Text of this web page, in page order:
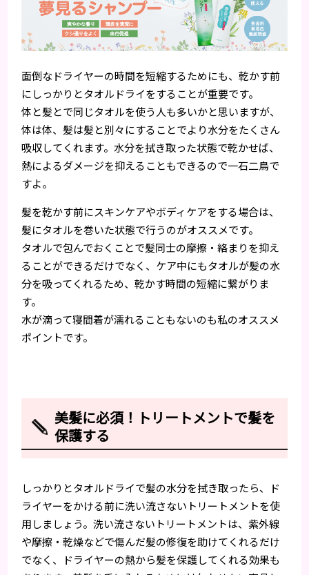
面倒なドライヤーの時間を短縮するためにも、乾かす前
にしっかりとタオルドライをすることが重要です。
体と髪とで同じタオルを使う人も多いかと思いますが、
体は体、髪は髪と別々にすることでより水分をたくさん
吸収してくれます。水分を拭き取った状態で乾かせば、
熱によるダメージを抑えることもできるので一石二鳥で
すよ。
髪を乾かす前にスキンケアやボディケアをする場合は、
髪にタオルを巻いた状態で行うのがオススメです。
タオルで包んでおくことで髪同士の摩擦・絡まりを抑え
ることができるだけでなく、ケア中にもタオルが髪の水
分を吸ってくれるため、乾かす時間の短縮に繋がりま
す。
水が滴って寝間着が濡れることもないのも私のオススメ
ポイントです。
美髪に必須！トリートメントで髪を
保護する
しっかりとタオルドライで髪の水分を拭き取ったら、ド
ライヤーをかける前に洗い流さないトリートメントを使
用しましょう。洗い流さないトリートメントは、紫外線
や摩擦・乾燥などで傷んだ髪の修復を助けてくれるだけ
でなく、ドライヤーの熱から髪を保護してくれる効果も